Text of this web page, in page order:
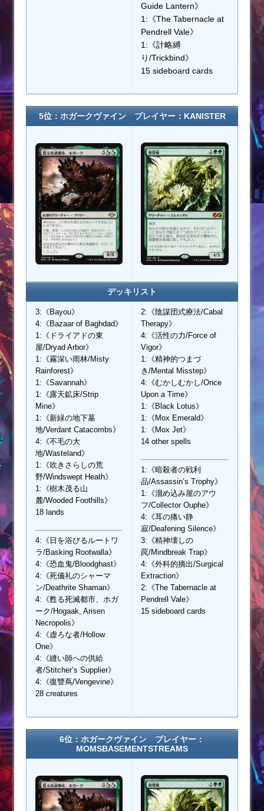
Guide Lantern》
1:《The Tabernacle at
Pendrell Vale》
1:《計略縛
り/Trickbind》
15 sideboard cards
5位：ホガークヴァイン プレイヤー：KANISTER
デッキリスト
3:《Bayou》
4:《Bazaar of Baghdad》
1:《ドライアドの東
屋/Dryad Arbor》
1:《霧深い雨林/Misty
Rainforest》
1:《Savannah》
1:《露天鉱床/Strip
Mine》
1:《新緑の地下墓
地/Verdant Catacombs》
4:《不毛の大
地/Wasteland》
1:《吹きさらしの荒
野/Windswept Heath》
1:《樹木茂る山
麓/Wooded Foothills》
18 lands
4:《日を浴びるルートワ
ラ/Basking Rootwalla》
4:《恐血鬼/Bloodghast》
4:《死儀礼のシャーマ
ン/Deathrite Shaman》
4:《甦る死滅都市、ホガ
ーク/Hogaak, Arisen
Necropolis》
4:《虚ろな者/Hollow
One》
4:《縫い師への供給
者/Stitcher’s Supplier》
4:《復讐蔦/Vengevine》
28 creatures
2:《陰謀団式療法/Cabal
Therapy》
4:《活性の力/Force of
Vigor》
1:《精神的つまづ
き/Mental Misstep》
4:《むかしむかし/Once
Upon a Time》
1:《Black Lotus》
1:《Mox Emerald》
1:《Mox Jet》
14 other spells
1:《暗殺者の戦利
品/Assassin’s Trophy》
1:《溜め込み屋のアウ
フ/Collector Ouphe》
4:《耳の痛い静
寂/Deafening Silence》
3:《精神壊しの
罠/Mindbreak Trap》
4:《外科的摘出/Surgical
Extraction》
2:《The Tabernacle at
Pendrell Vale》
15 sideboard cards
6位：ホガークヴァイン プレイヤー：
MOMSBASEMENTSTREAMS